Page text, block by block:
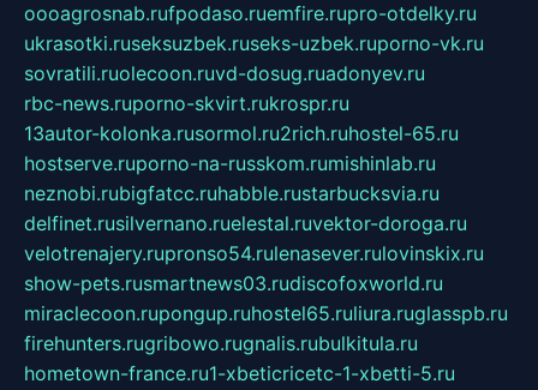
oooagrosnab.rufpodaso.ruemfire.rupro-otdelky.ru
ukrasotki.ruseksuzbek.ruseks-uzbek.ruporno-vk.ru
sovratili.ruolecoon.ruvd-dosug.ruadonyev.ru
rbc-news.ruporno-skvirt.rukrospr.ru
13autor-kolonka.rusormol.ru2rich.ruhostel-65.ru
hostserve.ruporno-na-russkom.rumishinlab.ru
neznobi.rubigfatcc.ruhabble.rustarbucksvia.ru
delfinet.rusilvernano.ruelestal.ruvektor-doroga.ru
velotrenajery.rupronso54.rulenasever.rulovinskix.ru
show-pets.rusmartnews03.rudiscofoxworld.ru
miraclecoon.rupongup.ruhostel65.ruliura.ruglasspb.ru
firehunters.rugribowo.rugnalis.rubulkitula.ru
hometown-france.ru1-xbeticricetc-1-xbetti-5.ru